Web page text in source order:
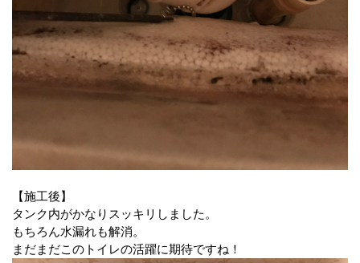
【施工後】
タンク内がかなりスッキリしました。
もちろん水漏れも解消。
まだまだこのトイレの活躍に期待ですね！